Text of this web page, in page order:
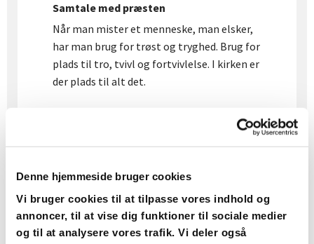
Denne hjemmeside bruger cookies
Vi bruger cookies til at tilpasse vores indhold og
annoncer, til at vise dig funktioner til sociale medier
og til at analysere vores trafik. Vi deler også
Samtale med præsten
Når man mister et menneske, man elsker,
har man brug for trøst og tryghed. Brug for
plads til tro, tvivl og fortvivlelse. I kirken er
der plads til alt det.
En kirkelige begravelse eller bisættelse er
rammen. Her kan man mindes det liv, der er
levet, sige tak og få sat ord på de mange
følelser. Og først og fremmest kan man
være fælles om sorgen og håbet.